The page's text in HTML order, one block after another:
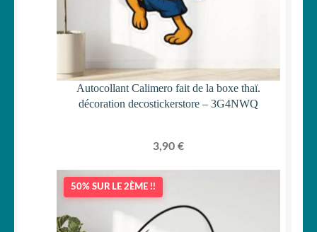
Autocollant Calimero fait de la boxe thaï.
décoration decostickerstore – 3G4NWQ
3,90 €
50% SUR LE 2ÈME !!